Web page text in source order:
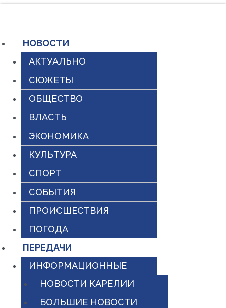
содержимому
НОВОСТИ
АКТУАЛЬНО
СЮЖЕТЫ
ОБЩЕСТВО
ВЛАСТЬ
ЭКОНОМИКА
КУЛЬТУРА
СПОРТ
СОБЫТИЯ
ПРОИСШЕСТВИЯ
ПОГОДА
ПЕРЕДАЧИ
ИНФОРМАЦИОННЫЕ
НОВОСТИ КАРЕЛИИ
БОЛЬШИЕ НОВОСТИ